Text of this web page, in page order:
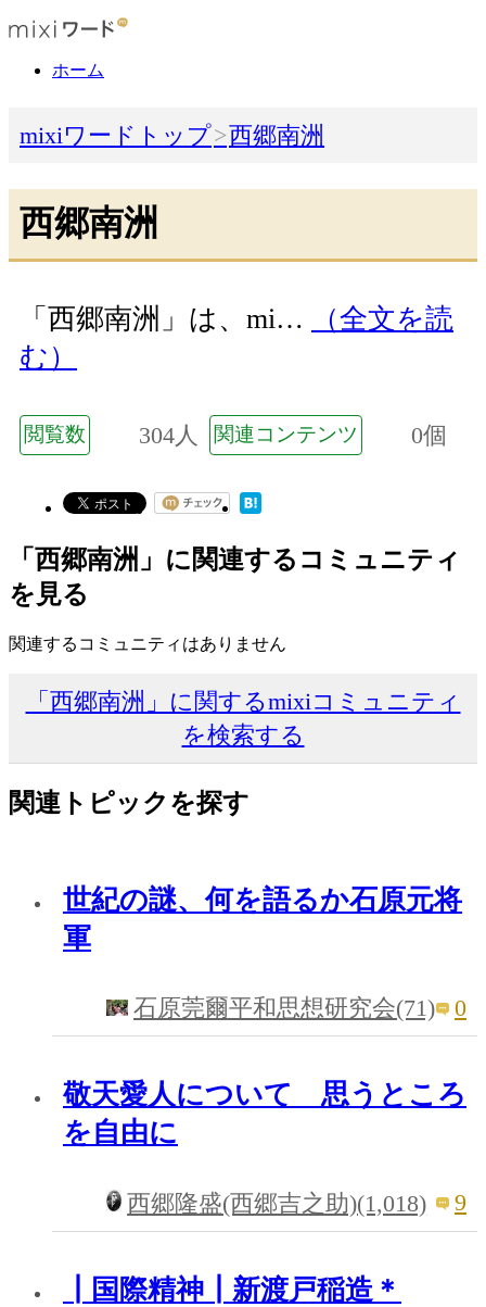
ホーム
mixiワードトップ 西郷南洲
西郷南洲
「西郷南洲」は、mi…
（全文を読
む）
閲覧数 304人 関連コンテンツ 0個
「西郷南洲」に関連するコミュニティ
を見る
関連するコミュニティはありません
「西郷南洲」に関するmixiコミュニティ
を検索する
関連トピックを探す
世紀の謎、何を語るか石原元将
軍
石原莞爾平和思想研究会(71) 0
敬天愛人について 思うところ
を自由に
西郷隆盛(西郷吉之助)(1,018) 9
┃国際精神┃新渡戸稲造＊